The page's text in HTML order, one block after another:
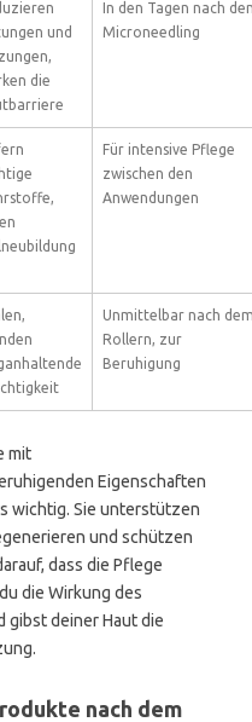
und
die
In den Tagen nach
Microneedling
Für intensive Pflege
zwischen den
Anwendungen
Unmittelbar nach
Rollern, zur
Beruhigung
mit
Eigenschaften
wichtig. Sie unterstützen
und schützen
dass die Pflege
die Wirkung des
gibst deiner Haut die
nach dem